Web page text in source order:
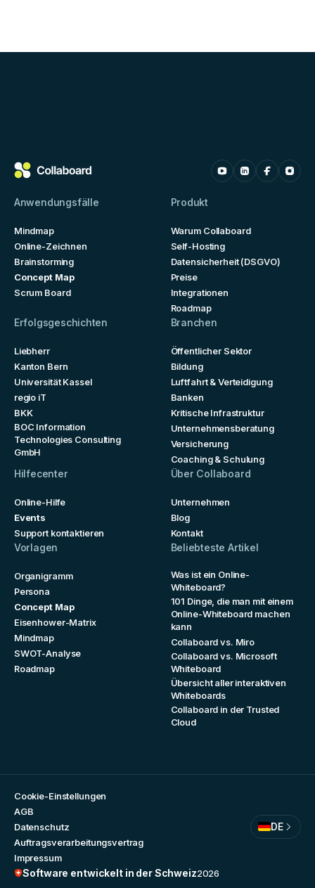
Anwendungsfälle
Mindmap
Online-Zeichnen
Brainstorming
Concept Map
Scrum Board
Produkt
Warum Collaboard
Self-Hosting
Datensicherheit (DSGVO)
Preise
Integrationen
Roadmap
Erfolgsgeschichten
Liebherr
Kanton Bern
Universität Kassel
regio iT
BKK
BOC Information
Technologies Consulting
GmbH
Branchen
Öffentlicher Sektor
Bildung
Luftfahrt & Verteidigung
Banken
Kritische Infrastruktur
Unternehmensberatung
Versicherung
Coaching & Schulung
Hilfecenter
Online-Hilfe
Events
Support kontaktieren
Über Collaboard
Unternehmen
Blog
Kontakt
Vorlagen
Organigramm
Persona
Concept Map
Eisenhower-Matrix
Mindmap
SWOT-Analyse
Roadmap
Beliebteste Artikel
Was ist ein Online-
Whiteboard?
101 Dinge, die man mit einem
Online-Whiteboard machen
kann
Collaboard vs. Miro
Collaboard vs. Microsoft
Whiteboard
Übersicht aller interaktiven
Whiteboards
Collaboard in der Trusted
Cloud
Software entwickelt in der Schweiz2026
Cookie-Einstellungen
AGB
Datenschutz
Auftragsverarbeitungsvertrag
Impressum
DE